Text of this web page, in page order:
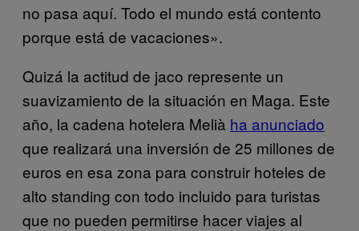
no pasa aquí. Todo el mundo está contento
porque está de vacaciones».
Quizá la actitud de jaco represente un
suavizamiento de la situación en Maga. Este
año, la cadena hotelera Melià ha anunciado
que realizará una inversión de 25 millones de
euros en esa zona para construir hoteles de
alto standing con todo incluido para turistas
que no pueden permitirse hacer viajes al